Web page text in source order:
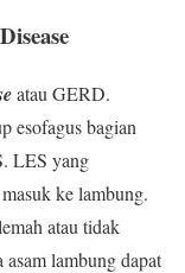
atau GERD.
esofagus bagian
LES yang
ke lambung.
atau tidak
lambung dapat